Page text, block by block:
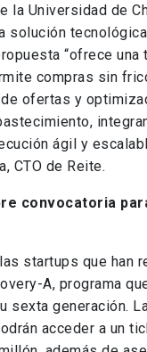
la Universidad de
solución
“ofrece
compras sin
ofertas y
ágil y
CTO de Reite.
convocatoria
startups que han
A, programa
sexta generación.
acceder a un